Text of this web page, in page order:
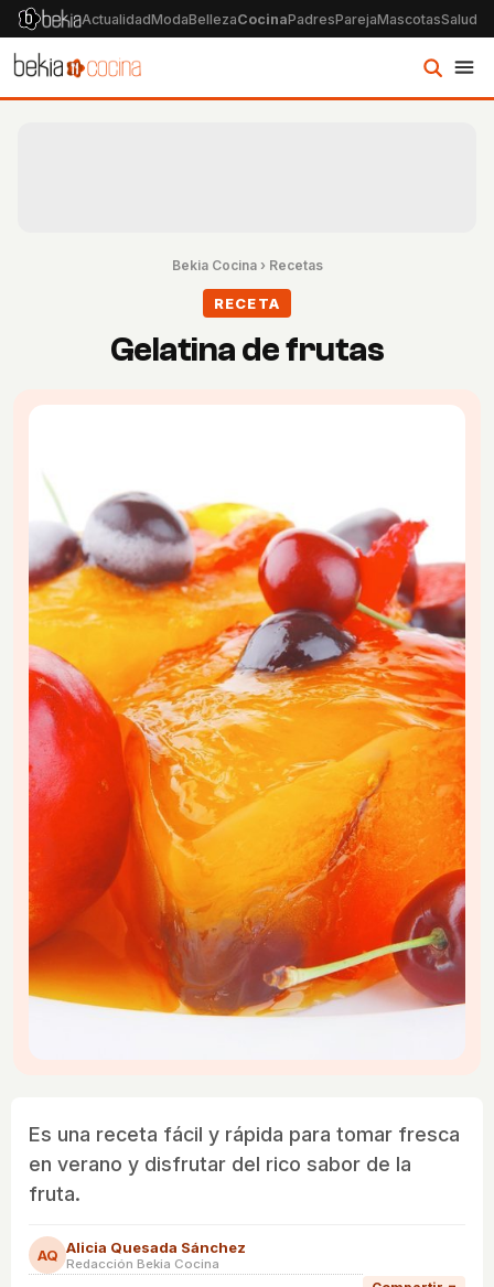
ActualidadModaBellezaCocinaPadresParejaMascotasSalud
Bekia Cocina› Recetas
RECETA
Gelatina de frutas
Es una receta fácil y rápida para tomar fresca
en verano y disfrutar del rico sabor de la
fruta.
AQ Alicia Quesada Sánchez
Redacción Bekia Cocina